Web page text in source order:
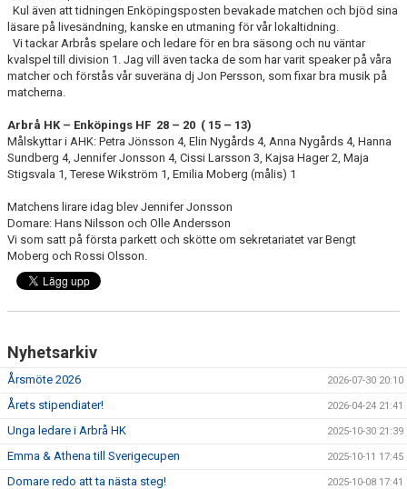
Kul även att tidningen Enköpingsposten bevakade matchen och bjöd sina
läsare på livesändning, kanske en utmaning för vår lokaltidning.
Vi tackar Arbrås spelare och ledare för en bra säsong och nu väntar
kvalspel till division 1. Jag vill även tacka de som har varit speaker på våra
matcher och förstås vår suveräna dj Jon Persson, som fixar bra musik på
matcherna.
Arbrå HK – Enköpings HF 28 – 20 ( 15 – 13)
Målskyttar i AHK: Petra Jönsson 4, Elin Nygårds 4, Anna Nygårds 4, Hanna
Sundberg 4, Jennifer Jonsson 4, Cissi Larsson 3, Kajsa Hager 2, Maja
Stigsvala 1, Terese Wikström 1, Emilia Moberg (målis) 1
Matchens lirare idag blev Jennifer Jonsson
Domare: Hans Nilsson och Olle Andersson
Vi som satt på första parkett och skötte om sekretariatet var Bengt
Moberg och Rossi Olsson.
Nyhetsarkiv
Årsmöte 2026 2026-07-30 20:10
Årets stipendiater! 2026-04-24 21:41
Unga ledare i Arbrå HK 2025-10-30 21:39
Emma & Athena till Sverigecupen 2025-10-11 17:45
Domare redo att ta nästa steg! 2025-10-08 17:41